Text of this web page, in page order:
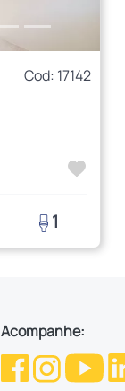
Cod: 17142
1
Acompanhe: